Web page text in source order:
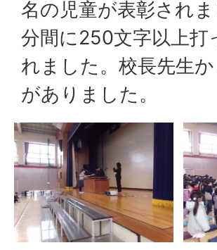
名の児童が表彰され
分間に250文字以上打
れました。校長先生
がありました。